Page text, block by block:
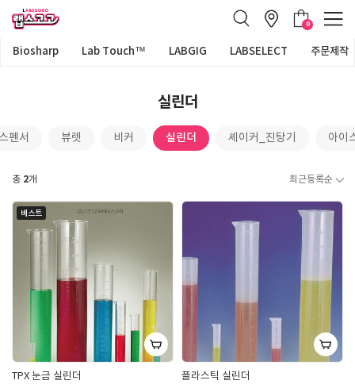
0
Biosharp Lab Touch™ LABGIG LABSELECT 주문제작
실린더
펜서 뷰렛 비커 실린더 셰이커_진탕기 아이
총 2개 최근등록순
베스트
TPX 눈금 실린더 플라스틱 실린더